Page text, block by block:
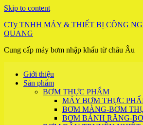
Skip to content
CTy TNHH MÁY & THIẾT BỊ CÔNG
QUANG
Cung cấp máy bơm nhập khẩu từ châu Âu
Giới thiệu
Sản phẩm
BƠM THỰC PHẨM
MÁY BƠM THỰC
BƠM MÀNG-BƠM
BƠM BÁNH RĂNG-